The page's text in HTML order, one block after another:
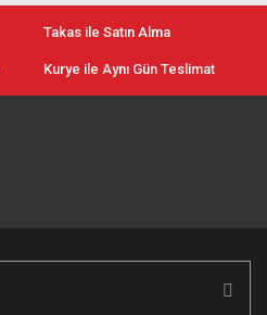
Takas ile Satın Alma
Kurye ile Aynı Gün Teslimat